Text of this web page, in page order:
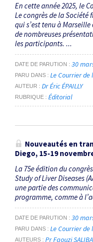
En cette année 2025, le
Le congrès de la
qui s’est tenu à
de nombreuses
les participants. ...
DATE DE PARUTION 30
PARU DANS Le Courrier de
AUTEUR Dr Éric ÉPAILLY
RUBRIQUE Éditorial
Nouveautés en
Diego, 15-19
La 75e édition du
Study of Liver Diseases
une partie des
programme, comme à
DATE DE PARUTION 30
PARU DANS Le Courrier de
AUTEURS Pr Faouzi SALIBA